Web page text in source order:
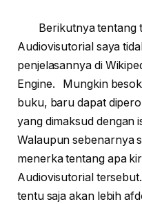
Berikutnya tentang
Audiovisutorial saya
penjelasannya di
Engine. Mungkin
buku, baru dapat
yang dimaksud dengan
Walaupun sebenarnya
menerka tentang apa
Audiovisutorial
tentu saja akan lebih